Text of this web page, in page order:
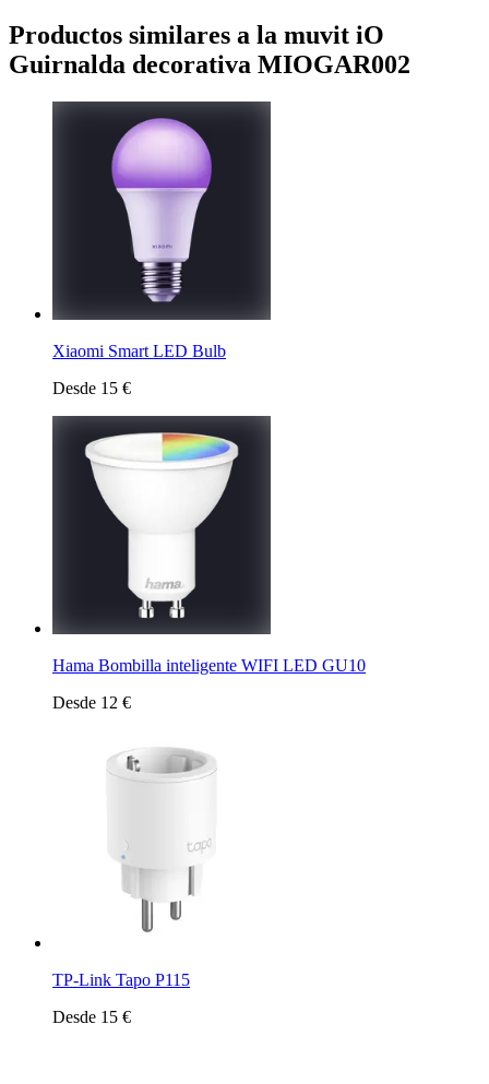
Productos similares a la muvit iO
Guirnalda decorativa MIOGAR002
Xiaomi Smart LED Bulb
Desde 15 €
Hama Bombilla inteligente WIFI LED GU10
Desde 12 €
TP-Link Tapo P115
Desde 15 €